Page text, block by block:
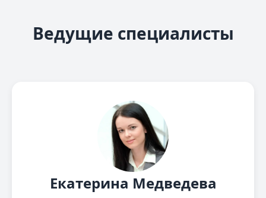
Ведущие специалисты
Екатерина Медведева